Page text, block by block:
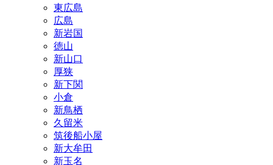
東広島
広島
新岩国
徳山
新山口
厚狭
新下関
小倉
新鳥栖
久留米
筑後船小屋
新大牟田
新玉名